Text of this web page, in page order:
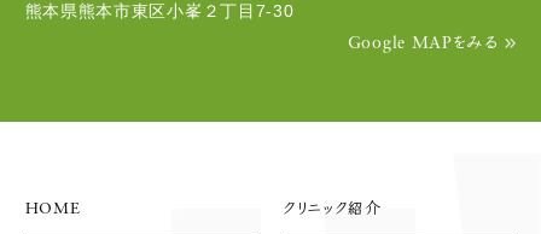
熊本県熊本市東区小峯２丁目7-30
Google MAPをみる
HOME クリニック紹介